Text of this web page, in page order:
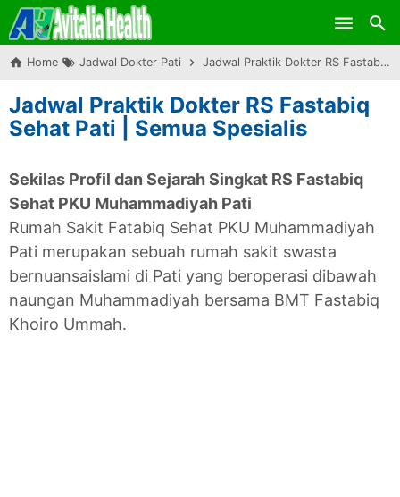
Skip to main content
Home Jadwal Dokter Pati Jadwal Praktik Dokter RS Fastabiq Sehat Pati | Semua Spesialis
Jadwal Praktik Dokter RS Fastabiq
Sehat Pati | Semua Spesialis
Sekilas Profil dan Sejarah Singkat RS Fastabiq
Sehat PKU Muhammadiyah Pati
Rumah Sakit Fatabiq Sehat PKU Muhammadiyah
Pati merupakan sebuah rumah sakit swasta
bernuansaislami di Pati yang beroperasi dibawah
naungan Muhammadiyah bersama BMT Fastabiq
Khoiro Ummah.